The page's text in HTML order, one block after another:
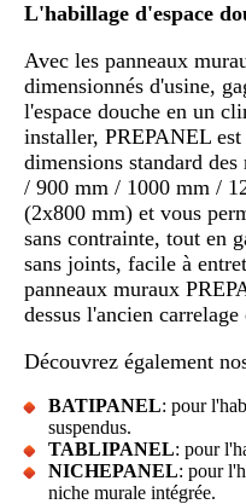
L'habillage d'espace
Avec les panneaux
dimensionnés d'usine,
l'espace douche en un
installer, PREPANEL
dimensions standard
/ 900 mm / 1000 mm /
(2x800 mm) et vous
sans contrainte, tout en
sans joints, facile à
panneaux muraux
dessus l'ancien
Découvrez également
BATIPANEL: pour
suspendus.
TABLIPANEL: pour
NICHEPANEL: pour
niche murale intégrée.